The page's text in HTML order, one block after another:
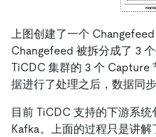
上图创建了一个
Changefeed 被拆分成了 3
TiCDC 集群的 3 个 Capture
据进行了处理之后，数据同
目前 TiCDC 支持的下游系
Kafka。上面的过程只是讲